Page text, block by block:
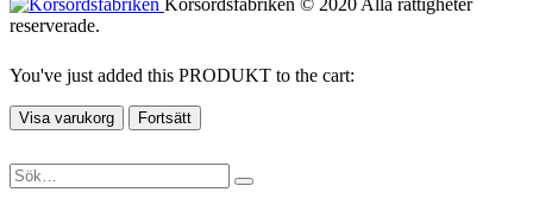
reserverade.
You've just added this PRODUKT to the cart:
Visa varukorg Fortsätt